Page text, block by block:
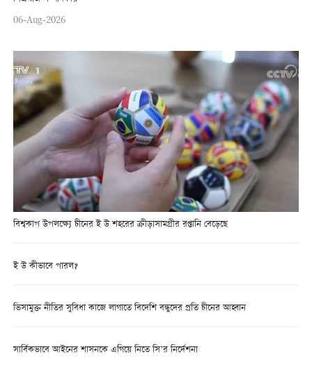
06-Aug-2026
বিশ্বকাপ উপলক্ষ্যে চীনের ই উ শহরের ক্রীড়াসামগ্রীর রপ্তানি বেড়েছে
ই উ কীভাবে পারল?
ভিসামুক্ত নীতির সুবিধা কাজে লাগাতে বিদেশি বন্ধুদের প্রতি চীনের আহ্বান
সার্বিকভাবে আইনের শাসনকে এগিয়ে নিতে সি’র নির্দেশনা